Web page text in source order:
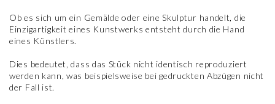
Ob es sich um ein Gemälde oder eine Skulptur handelt, die
Einzigartigkeit eines Kunstwerks entsteht durch die Hand
eines Künstlers.
Dies bedeutet, dass das Stück nicht identisch reproduziert
werden kann, was beispielsweise bei gedruckten Abzügen nicht
der Fall ist.